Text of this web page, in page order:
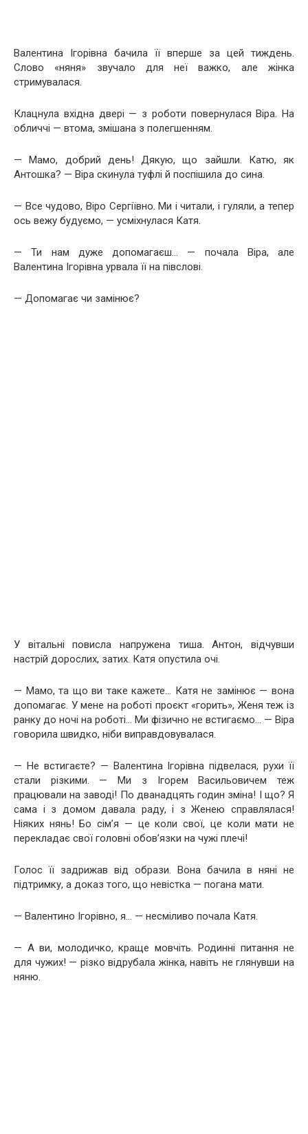
Валентина Ігорівна бачила її вперше за цей тиждень.
Слово «няня» звучало для неї важко, але жінка
стримувалася.
Клацнула вхідна двері — з роботи повернулася Віра. На
обличчі — втома, змішана з полегшенням.
— Мамо, добрий день! Дякую, що зайшли. Катю, як
Антошка? — Віра скинула туфлі й поспішила до сина.
— Все чудово, Віро Сергіївно. Ми і читали, і гуляли, а тепер
ось вежу будуємо, — усміхнулася Катя.
— Ти нам дуже допомагаєш… — почала Віра, але
Валентина Ігорівна урвала її на півслові.
— Допомагає чи замінює?
У вітальні повисла напружена тиша. Антон, відчувши
настрій дорослих, затих. Катя опустила очі.
— Мамо, та що ви таке кажете… Катя не замінює — вона
допомагає. У мене на роботі проєкт «горить», Женя теж із
ранку до ночі на роботі… Ми фізично не встигаємо… — Віра
говорила швидко, ніби виправдовувалася.
— Не встигаєте? — Валентина Ігорівна підвелася, рухи її
стали різкими. — Ми з Ігорем Васильовичем теж
працювали на заводі! По дванадцять годин зміна! І що? Я
сама і з домом давала раду, і з Женею справлялася!
Ніяких нянь! Бо сім’я — це коли свої, це коли мати не
перекладає свої головні обов’язки на чужі плечі!
Голос її задрижав від образи. Вона бачила в няні не
підтримку, а доказ того, що невістка — погана мати.
— Валентино Ігорівно, я… — несміливо почала Катя.
— А ви, молодичко, краще мовчіть. Родинні питання не
для чужих! — різко відрубала жінка, навіть не глянувши на
няню.